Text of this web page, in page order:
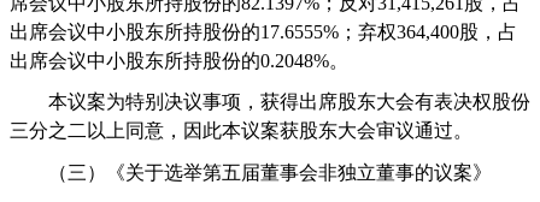
出席会议中小股东所持股份的17.6555% ；弃权364,400股，占
出席会议中小股东所持股份的0.2048%。
本议案为特别决议事项，获得出席股东大会有表决权股份
三分之二以上同意，因此本议案获股东大会审议通过。
（三）《关于选举第五届董事会非独立董事的议案》